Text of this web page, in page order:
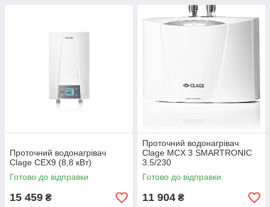
Проточний водонагрівач
Clage CEX9 (8,8 кВт)
Готово до відправки
15 459 ₴
Проточний водонагрівач
Clage MCX 3 SMARTRONIC
3.5/230
Готово до відправки
11 904 ₴